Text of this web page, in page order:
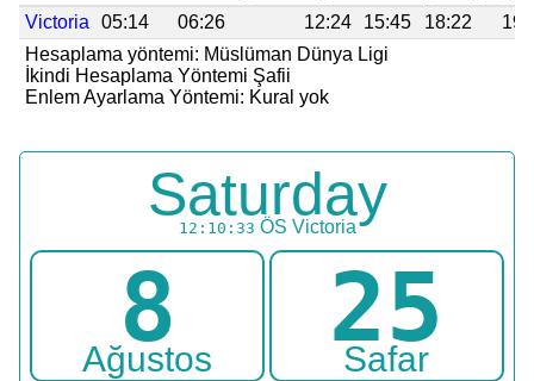
Victoria
05:14 06:26 12:24 15:45 18:22
Hesaplama yöntemi: Müslüman Dünya Ligi
İkindi Hesaplama Yöntemi Şafii
Enlem Ayarlama Yöntemi: Kural yok
Saturday
12:10:33 ÖS Victoria
8
Ağustos 25
Safar